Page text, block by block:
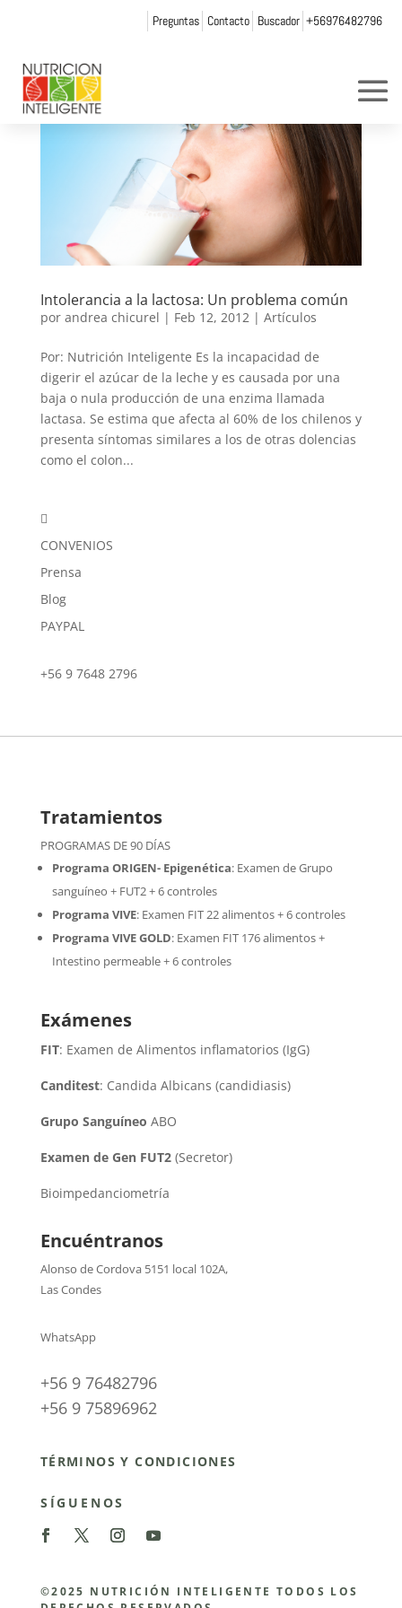
Preguntas Contacto Buscador +56976482796
Intolerancia a la lactosa: Un problema común
por andrea chicurel | Feb 12, 2012 | Artículos
Por: Nutrición Inteligente Es la incapacidad de
digerir el azúcar de la leche y es causada por una
baja o nula producción de una enzima llamada
lactasa. Se estima que afecta al 60% de los chilenos y
presenta síntomas similares a los de otras dolencias
como el colon...

CONVENIOS
Prensa
Blog
PAYPAL
+56 9 7648 2796
Tratamientos
PROGRAMAS DE 90 DÍAS
Programa ORIGEN- Epigenética:Examen de Grupo
sanguíneo + FUT2 + 6 controles
Programa VIVE: Examen FIT 22 alimentos + 6 controles
Programa VIVE GOLD: Examen FIT 176 alimentos +
Intestino permeable + 6 controles
Exámenes
FIT: Examen de Alimentos inflamatorios (IgG)
Canditest: Candida Albicans (candidiasis)
Grupo Sanguíneo ABO
Examen de Gen FUT2(Secretor)
Bioimpedanciometría
Encuéntranos
Alonso de Cordova 5151 local 102A,
Las Condes
WhatsApp
+56 9 76482796
+56 9 75896962
TÉRMINOS Y CONDICIONES
SÍGUENOS
©2025 NUTRICIÓN INTELIGENTE TODOS LOS